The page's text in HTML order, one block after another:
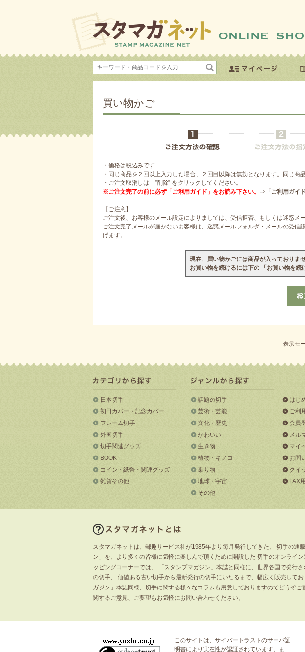
買い物かご
・価格は税込みです
・同じ商品を２回以上入力した場合、２回目以降は無効となります。同じ商
・ご注文取消しは ”削除” をクリックしてください。
※ご注文完了の前に必ず「ご利用ガイド」をお読み下さい。 ⇒ 「ご利用ガイド
【ご注意】
ご注文後、お客様のメール設定によりましては、受信拒否、もしくは迷惑メ
ご注文完了メールが届かないお客様は、迷惑メールフォルダ・メールの受
げます。
現在、買い物かごには商品が入っておりませ
お買い物を続けるには下の 「お買い物を続
表示モ
日本切手
初日カバー・記念カバー
フレーム切手
外国切手
切手関連グッズ
BOOK
コイン・紙幣・関連グッズ
雑貨その他
話題の切手
芸術・芸能
文化・歴史
かわいい
生き物
植物・キノコ
乗り物
地球・宇宙
その他
はじ
ご利
会員
メル
マイ
お問
クイ
FAX
スタマガネットは、郵趣サービス社が1985年より毎月発行してきた、 切手の通
ン」を、より多くの皆様に気軽に楽しんで頂くために開設した 切手のオンライ
ッピングコーナーでは、 「スタンプマガジン」本誌と同様に、世界各国で発行
の切手、 価値ある古い切手から最新発行の切手にいたるまで、幅広く販売して
ガジン」本誌同様、切手に関する様々なコラムも用意しておりますのでどうぞご
関するご意見、ご要望もお気軽にお問い合わせください。
このサイトは、サイバートラストのサーバ証
明書により実在性が認証されています。ま